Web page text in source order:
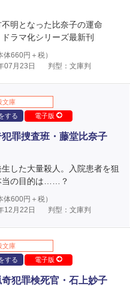
明となった比奈子の運命
マ化シリーズ最新刊
体660円＋税）
07月23日
判型：文庫判
文庫
する
電子版
罪捜査班・藤堂比奈子
した大量殺人。入院患者を狙
当の目的は……？
体600円＋税）
12月22日
判型：文庫判
文庫
する
電子版
犯罪検死官・石上妙子